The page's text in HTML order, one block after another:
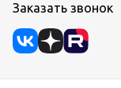
Заказать звонок